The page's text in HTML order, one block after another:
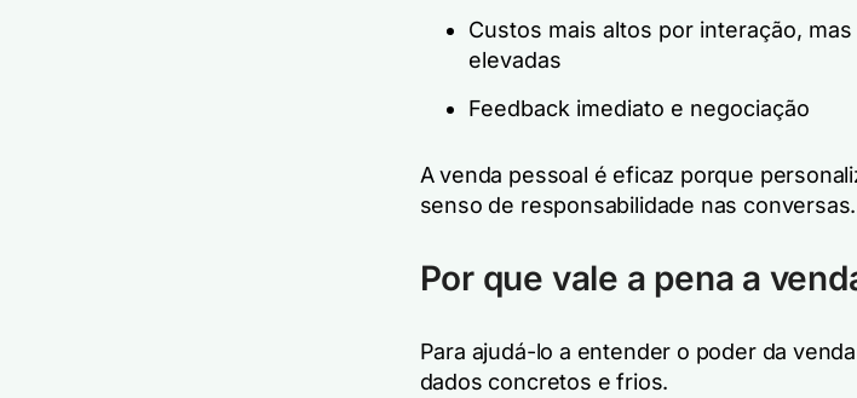
Custos mais altos por interação,
elevadas
Feedback imediato e negociação
A venda pessoal é eficaz porque
senso de responsabilidade nas conversas.
Por que vale a pena a
Para ajudá-lo a entender o poder da
dados concretos e frios.